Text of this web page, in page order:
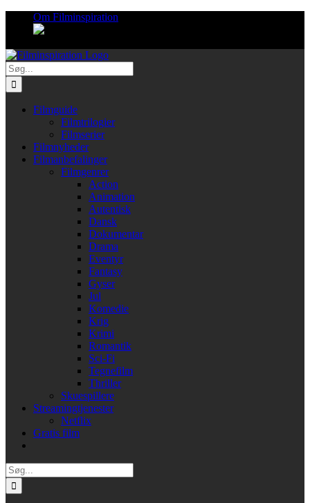
Om Filminspiration
Søg
efter:
Filmguide
Filmtrilogier
Filmserier
Filmnyheder
Filmanbefalinger
Filmgenrer
Action
Animation
Autentisk
Dansk
Dokumentar
Drama
Eventyr
Fantasy
Gyser
Jul
Komedie
Krig
Krimi
Romantik
Sci-Fi
Tegnefilm
Thriller
Skuespillere
Streamingtjenester
Netflix
Gratis film
Søg
efter: